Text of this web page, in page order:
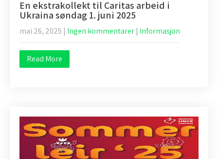
En ekstrakollekt til Caritas arbeid i
Ukraina søndag 1. juni 2025
mai 26, 2025 | Ingen kommentarer | Informasjon
Read More